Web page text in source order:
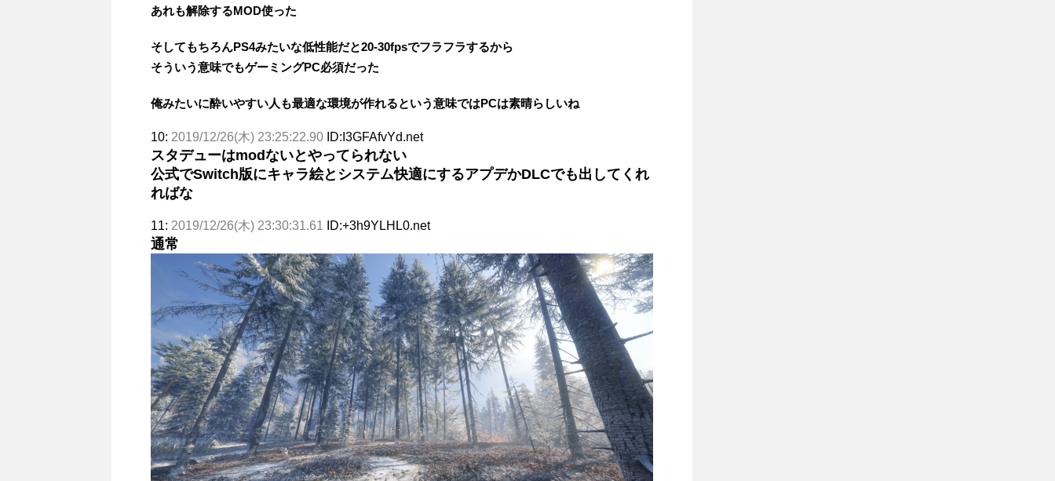
あれも解除するMOD使った
そしてもちろんPS4みたいな低性能だと20-30fpsでフラフラするから
そういう意味でもゲーミングPC必須だった
俺みたいに酔いやすい人も最適な環境が作れるという意味ではPCは素晴らしいね
10: 2019/12/26(木) 23:25:22.90 ID:I3GFAfvYd.net
スタデューはmodないとやってられない
公式でSwitch版にキャラ絵とシステム快適にするアプデかDLCでも出してくれ
ればな
11: 2019/12/26(木) 23:30:31.61 ID:+3h9YLHL0.net
通常